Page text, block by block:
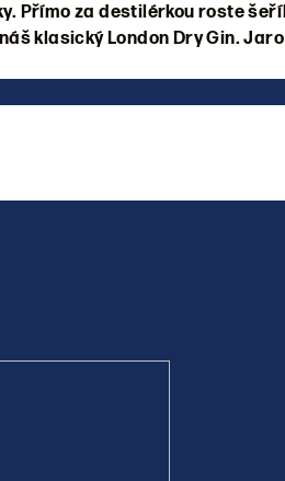
Přímo za destilérkou roste
klasický London Dry Gin.